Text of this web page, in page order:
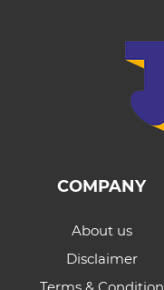
COMPANY
About us
Disclaimer